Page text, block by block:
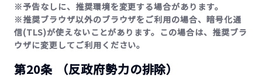
※予告なしに、推奨環境を変更する場合があります。
※推奨ブラウザ以外のブラウザをご利用の場合、暗号化通
信(TLS)が使えないことがあります。この場合は、推奨ブラ
ウザに変更してご利用ください。
第20条 （反政府勢力の排除）